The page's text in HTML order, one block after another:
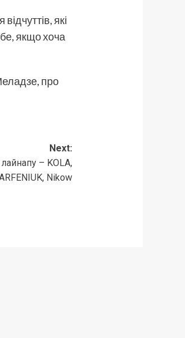
які
якщо хоча
про
Next:
– KOLA,
Nikow